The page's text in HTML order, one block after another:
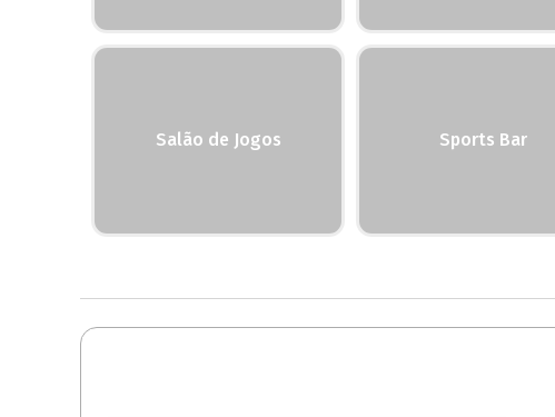
Salão de Jogos Sports Bar